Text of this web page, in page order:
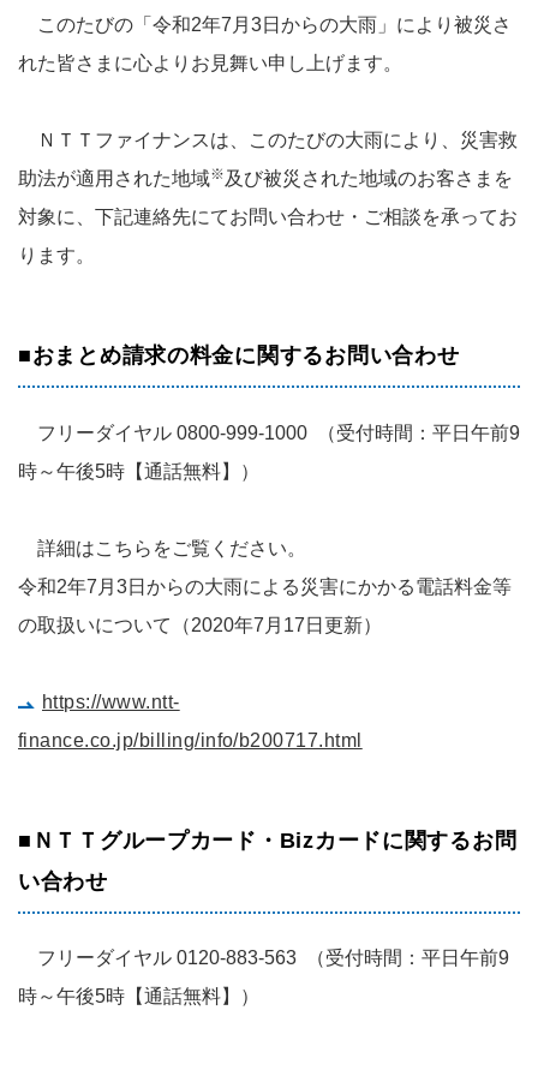
このたびの「令和2年7月3日からの大雨」により被災さ
れた皆さまに心よりお見舞い申し上げます。
ＮＴＴファイナンスは、このたびの大雨により、災害救
助法が適用された地域※ 及び被災された地域のお客さまを
対象に、下記連絡先にてお問い合わせ・ご相談を承ってお
ります。
■おまとめ請求の料金に関するお問い合わせ
フリーダイヤル 0800-999-1000 （受付時間：平日午前9
時～午後5時【通話無料】）
詳細はこちらをご覧ください。
令和2年7月3日からの大雨による災害にかかる電話料金等
の取扱いについて（2020年7月17日更新）
https://www.ntt-
finance.co.jp/billing/info/b200717.html
■ＮＴＴグループカード・Bizカードに関するお問
い合わせ
フリーダイヤル 0120-883-563 （受付時間：平日午前9
時～午後5時【通話無料】）